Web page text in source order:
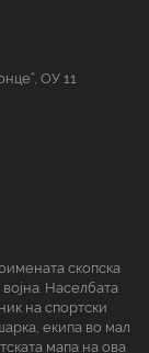
ОУ 11
скопска
Населбата
на спортски
екипа во мал
мапа на ова